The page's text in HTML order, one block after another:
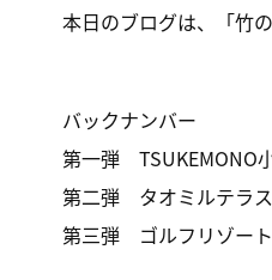
本日のブログは、「竹
バックナンバー
第一弾 TSUKEMONO
第二弾 タオミルテラス
第三弾 ゴルフリゾート